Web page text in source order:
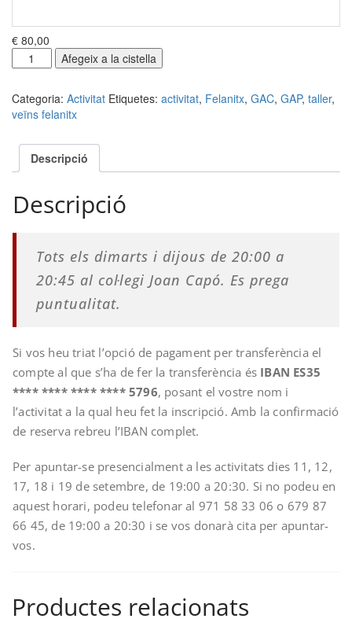
€ 80,00
quantitat
de
abdominals
i
(GAC)
Afegeix a la cistella
Categoria: Activitat Etiquetes: activitat, Felanitx, GAC, GAP, taller,
veïns felanitx
Descripció
Descripció
Tots els dimarts i dijous de 20:00 a
20:45 al col·legi Joan Capó. Es prega
puntualitat.
Si vos heu triat l’opció de pagament per transferència el
compte al que s’ha de fer la transferència és IBAN ES35
**** **** **** **** 5796, posant el vostre nom i
l’activitat a la qual heu fet la inscripció. Amb la confirmació
de reserva rebreu l’IBAN complet.
Per apuntar-se presencialment a les activitats dies 11, 12,
17, 18 i 19 de setembre, de 19:00 a 20:30. Si no podeu en
aquest horari, podeu telefonar al 971 58 33 06 o 679 87
66 45, de 19:00 a 20:30 i se vos donarà cita per apuntar-
vos.
Productes relacionats